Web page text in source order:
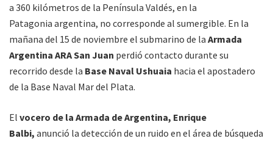
a 360 kilómetros de la Península Valdés, en la
Patagonia argentina, no corresponde al sumergible. En la
mañana del 15 de noviembre el submarino de la Armada
Argentina ARA San Juan perdió contacto durante su
recorrido desde la Base Naval Ushuaia hacia el apostadero
de la Base Naval Mar del Plata.
El vocero de la Armada de Argentina, Enrique
Balbi, anunció la detección de un ruido en el área de búsqueda